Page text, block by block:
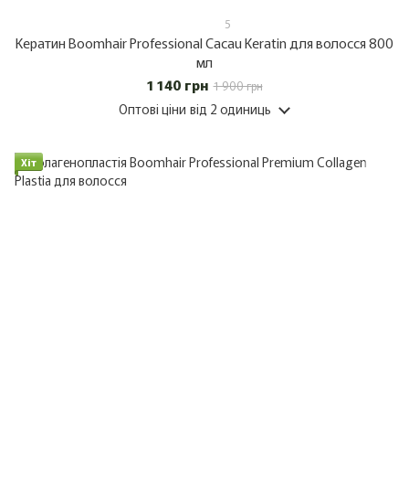
5
Кератин Boomhair Professional Cacau Keratin для волосся 800
мл
1 140 грн 1 900 грн
Оптові ціни від 2 одиниць
Хіт